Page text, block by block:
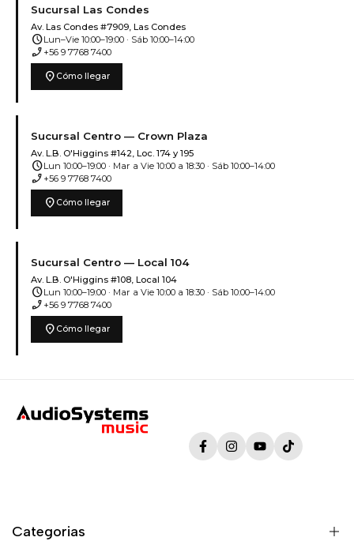
Sucursal Las Condes
Av. Las Condes #7909, Las Condes
scheduleLun–Vie 10:00–19:00 · Sáb 10:00–14:00
phone_enabled +56 9 7768 7400
location_on Cómo llegar
Sucursal Centro — Crown Plaza
Av. L.B. O'Higgins #142, Loc. 174 y 195
scheduleLun 10:00–19:00 · Mar a Vie 10:00 a 18:30 · Sáb 10:00–14:00
phone_enabled +56 9 7768 7400
location_on Cómo llegar
Sucursal Centro — Local 104
Av. L.B. O'Higgins #108, Local 104
scheduleLun 10:00–19:00 · Mar a Vie 10:00 a 18:30 · Sáb 10:00–14:00
phone_enabled +56 9 7768 7400
location_on Cómo llegar
FacebookInstagramYouTubeTikTok
Categorias